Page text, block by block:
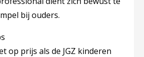
bij ouders.
op prijs als de JGZ kinderen